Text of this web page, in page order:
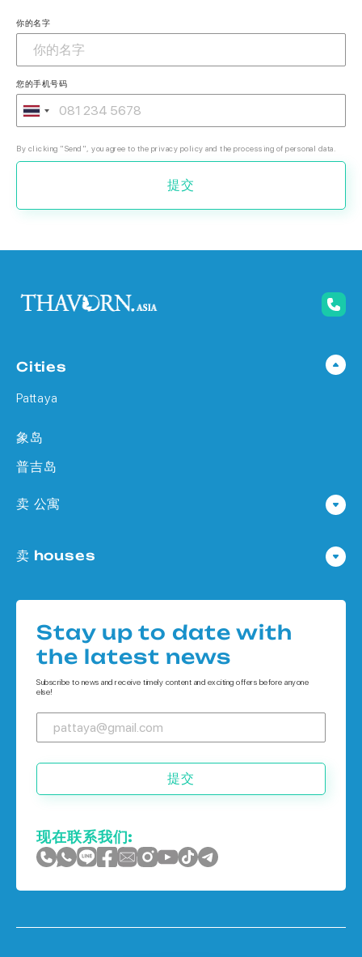
你的名字
您的手机号码
By clicking "Send", you agree to the privacy policy and the processing of personal data.
提交
Cities
Pattaya
象岛
普吉岛
卖 公寓
公寓 在
公寓 在 普吉岛
卖 houses
Houses 在 象岛
Stay up to date with
the latest news
Subscribe to news and receive timely content and exciting offers before anyone
else!
提交
现在联系我们: